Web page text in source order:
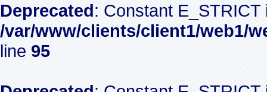
Deprecated: Constant
/var/www/clients/client1/web1/
line 95